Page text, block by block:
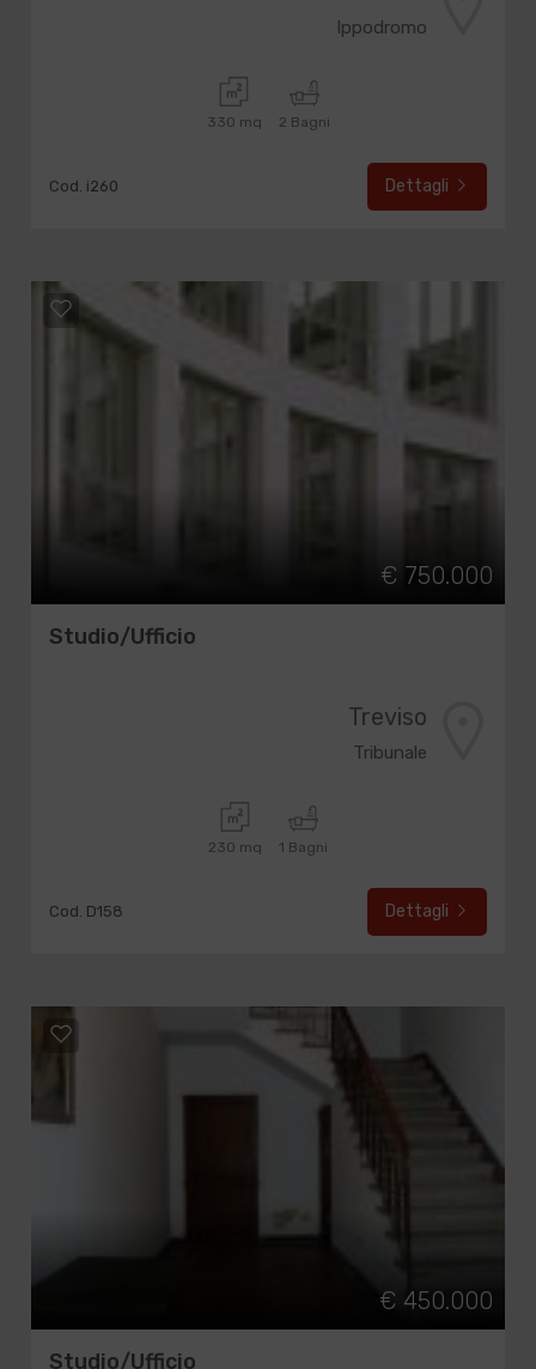
Ippodromo
330 mq 2 Bagni
Cod. i260 Dettagli
€ 750.000
Studio/Ufficio
Treviso
Tribunale
230 mq 1 Bagni
Cod. D158 Dettagli
€ 450.000
Studio/Ufficio